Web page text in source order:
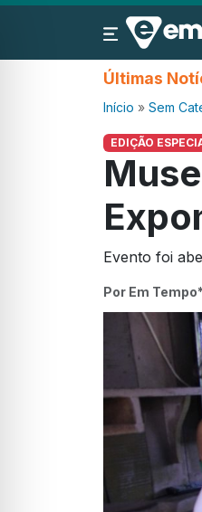
Últimas
Início » Sem
EDIÇÃO
Evento foi
Por Em Tempo*